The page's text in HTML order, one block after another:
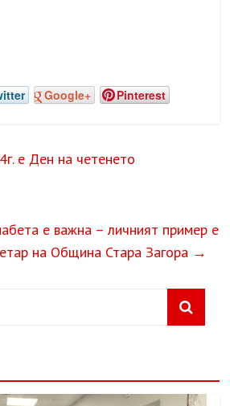
Google+ Pinterest
е Ден на четенето
е важна – личният пример е
на Община Стара Загора →